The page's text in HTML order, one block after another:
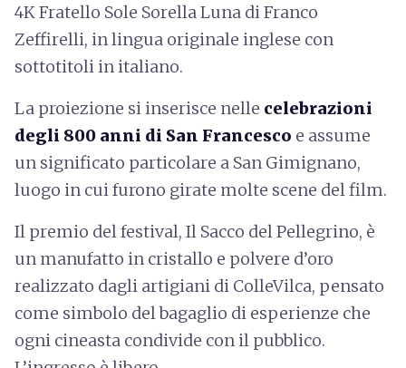
4K Fratello Sole Sorella Luna di Franco
Zeffirelli, in lingua originale inglese con
sottotitoli in italiano.
La proiezione si inserisce nelle celebrazioni
degli 800 anni di San Francesco e assume
un significato particolare a San Gimignano,
luogo in cui furono girate molte scene del film.
Il premio del festival, Il Sacco del Pellegrino, è
un manufatto in cristallo e polvere d’oro
realizzato dagli artigiani di ColleVilca, pensato
come simbolo del bagaglio di esperienze che
ogni cineasta condivide con il pubblico.